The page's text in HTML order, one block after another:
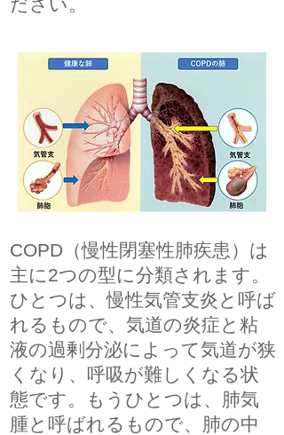
COPD（慢性閉塞性肺疾患）は
主に2つの型に分類されます。
ひとつは、慢性気管支炎と呼ば
れるもので、気道の炎症と粘
液の過剰分泌によって気道が狭
くなり、呼吸が難しくなる状
態です。もうひとつは、肺気
腫と呼ばれるもので、肺の中